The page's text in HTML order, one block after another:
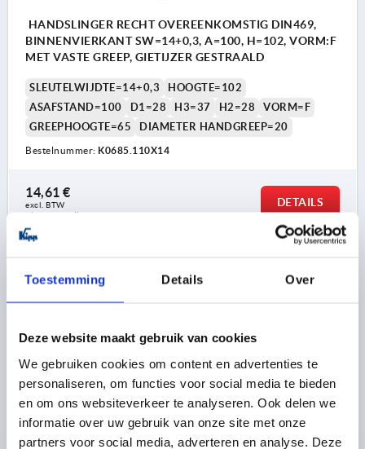
Toestemming Details Over
Deze website maakt gebruik van cookies
We gebruiken cookies om content en advertenties te
personaliseren, om functies voor social media te bieden
en om ons websiteverkeer te analyseren. Ook delen we
informatie over uw gebruik van onze site met onze
partners voor social media, adverteren en analyse. Deze
HANDSLINGER RECHT OVEREENKOMSTIG DIN469,
BINNENVIERKANT SW=14+0,3, A=100, H=102, VORM:F
MET VASTE GREEP, GIETIJZER GESTRAALD
SLEUTELWIJDTE=14+0,3
HOOGTE=102
ASAFSTAND=100
D1=28 H3=37 H2=28
VORM=F
GREEPHOOGTE=65
DIAMETER HANDGREEP=20
Bestelnummer: K0685.110X14
14,61 €
excl. BTW
plus verzendkosten
DETAILS
HANDSLINGER RECHT OVEREENKOMSTIG DIN469,
BINNENVIERKANT SW=14+0,3, A=125, H=120, VORM:F
MET VASTE GREEP, GIETIJZER GESTRAALD